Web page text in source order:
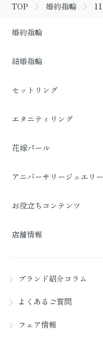
TOP 婚約指輪
婚約指輪
結婚指輪
セットリング
エタニティリング
花嫁パール
アニバーサリージュエリー
お役立ちコンテンツ
店舗情報
ブランド紹介コラム
よくあるご質問
フェア情報